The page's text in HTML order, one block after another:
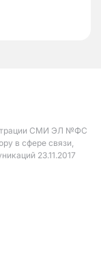
СМИ ЭЛ №ФС
в сфере связи,
23.11.2017